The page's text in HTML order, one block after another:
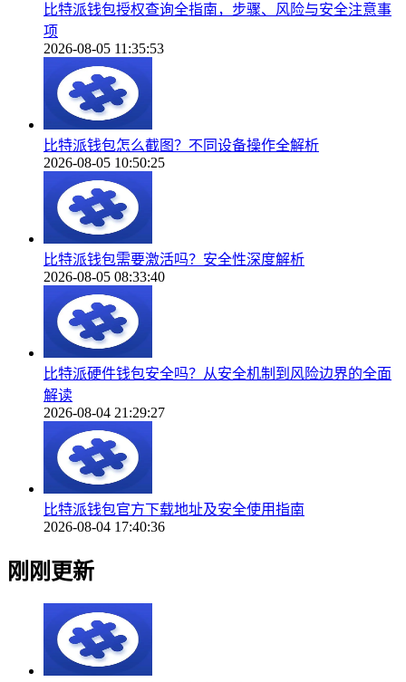
比特派钱包授权查询全指南，步骤、风险与安全注意事
项
2026-08-05 11:35:53
比特派钱包怎么截图？不同设备操作全解析
2026-08-05 10:50:25
比特派钱包需要激活吗？安全性深度解析
2026-08-05 08:33:40
比特派硬件钱包安全吗？从安全机制到风险边界的全面
解读
2026-08-04 21:29:27
比特派钱包官方下载地址及安全使用指南
2026-08-04 17:40:36
刚刚更新